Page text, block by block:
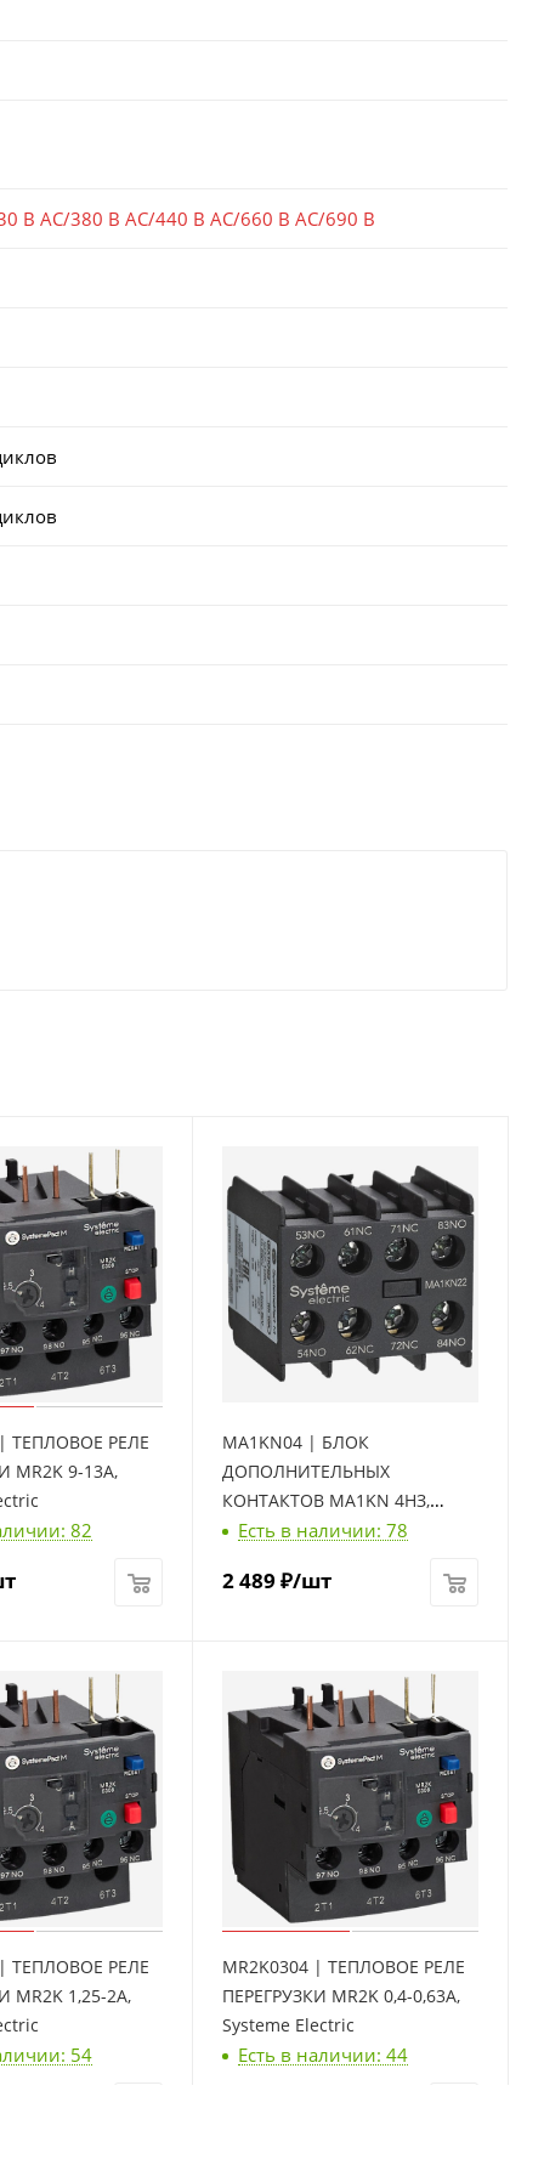
В AC/380 В AC/440 В AC/660 В AC/690 В
| ТЕПЛОВОЕ РЕЛЕ
MR2K 9-13A,
82
MA1KN04 | БЛОК
ДОПОЛНИТЕЛЬНЫХ
КОНТАКТОВ MA1KN 4НЗ,
Systeme Electric
Есть в наличии: 78
2 489 ₽/шт
| ТЕПЛОВОЕ РЕЛЕ
MR2K 1,25-2A,
54
MR2K0304 | ТЕПЛОВОЕ РЕЛЕ
ПЕРЕГРУЗКИ MR2K 0,4-0,63A,
Systeme Electric
Есть в наличии: 44